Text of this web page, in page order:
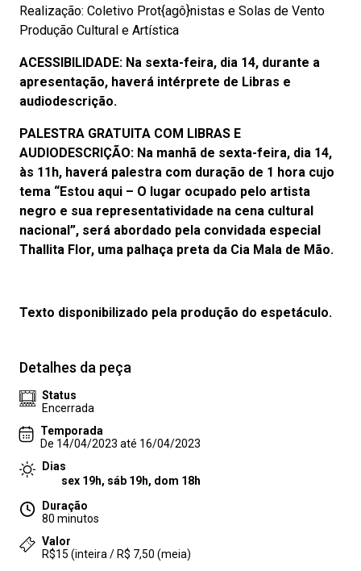
Realização: Coletivo Prot{agô}nistas e Solas de Vento
Produção Cultural e Artística
ACESSIBILIDADE: Na sexta-feira, dia 14, durante a
apresentação, haverá intérprete de Libras e
audiodescrição.
PALESTRA GRATUITA COM LIBRAS E
AUDIODESCRIÇÃO: Na manhã de sexta-feira, dia 14,
às 11h, haverá palestra com duração de 1 hora cujo
tema “Estou aqui – O lugar ocupado pelo artista
negro e sua representatividade na cena cultural
nacional”, será abordado pela convidada especial
Thallita Flor, uma palhaça preta da Cia Mala de Mão.
Texto disponibilizado pela produção do espetáculo.
Detalhes da peça
Status
Encerrada
Temporada
De 14/04/2023 até 16/04/2023
Dias
sex 19h, sáb 19h, dom 18h
Duração
80 minutos
Valor
R$15 (inteira / R$ 7,50 (meia)